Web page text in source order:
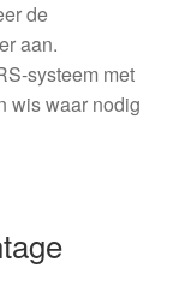
de
aan.
systeem met
wis waar nodig